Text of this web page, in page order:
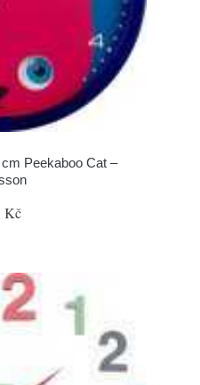
Peekaboo Cat –
Kč